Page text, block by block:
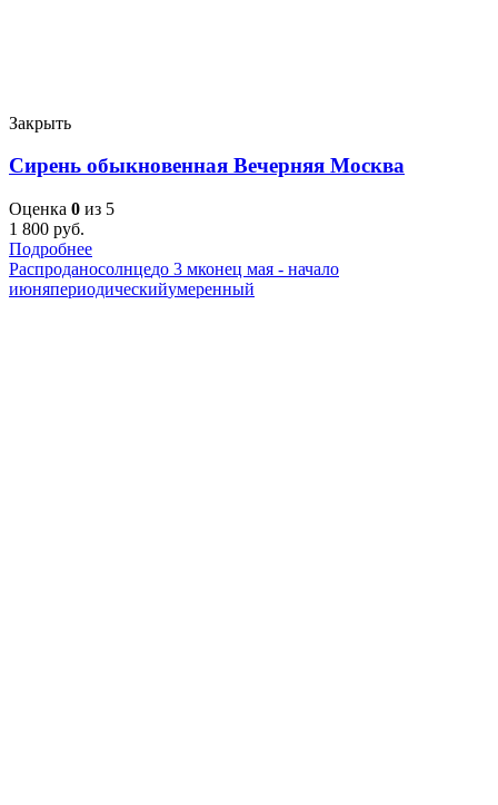
Закрыть
Сирень обыкновенная Вечерняя Москва
Оценка 0 из 5
1 800 руб.
Подробнее
Распроданосолнцедо 3 мконец мая - начало
июняпериодическийумеренный